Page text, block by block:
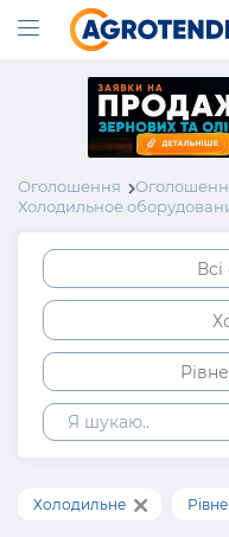
Оголошення
Холодильное
Холодильне